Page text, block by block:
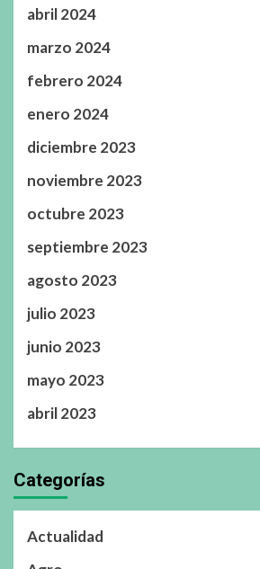
abril 2024
marzo 2024
febrero 2024
enero 2024
diciembre 2023
noviembre 2023
octubre 2023
septiembre 2023
agosto 2023
julio 2023
junio 2023
mayo 2023
abril 2023
Categorías
Actualidad